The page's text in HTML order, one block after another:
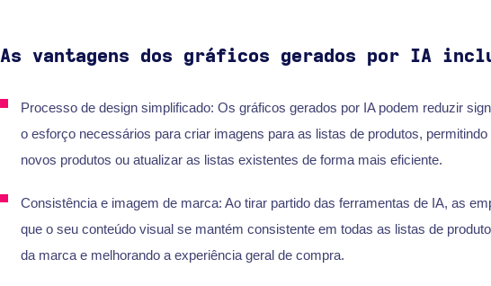
As vantagens dos gráficos gerados por IA
Processo de design simplificado: Os gráficos gerados por IA podem reduzir
o esforço necessários para criar imagens para as listas de produtos,
novos produtos ou atualizar as listas existentes de forma mais eficiente.
Consistência e imagem de marca: Ao tirar partido das ferramentas de IA, as
que o seu conteúdo visual se mantém consistente em todas as listas de
da marca e melhorando a experiência geral de compra.